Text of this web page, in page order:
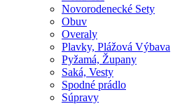
Novorodenecké Sety
Obuv
Overaly
Plavky, Plážová Výbava
Pyžamá, Župany
Saká, Vesty
Spodné prádlo
Súpravy